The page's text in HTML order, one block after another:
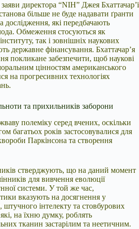
директора “NIH” Джея Бхаттачар’ї
більше не буде надавати ґранти
дослідження, які передбачають
Обмеження стосуються як
так і зовнішніх наукових
державне фінансування. Бхаттачар’я
покликане забезпечити, щоб наукові
цінностям американського
на прогресивних технологіях
та прихильників заборони
полеміку серед вчених, оскільки
багатьох років застосовувалися для
Паркінсона та створення
стверджують, що на даний момент
для вивчення еволюції
системи. У той же час,
вказують на досягнення у
штучного інтелекту та стовбурових
на їхню думку, роблять
тканин застарілим та неетичним.